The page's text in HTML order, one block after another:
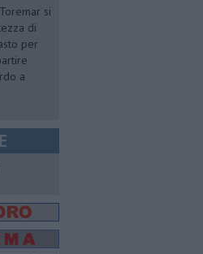
si
di
per
a